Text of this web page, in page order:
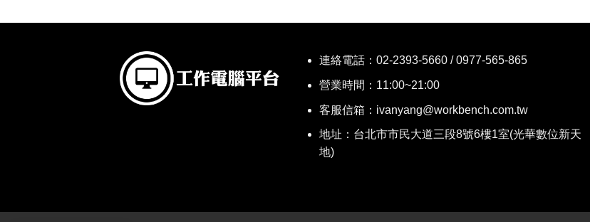
連絡電話：02-2393-5660 / 0977-565-865
營業時間：11:00~21:00
客服信箱：ivanyang@workbench.com.tw
地址：台北市市民大道三段8號6樓1室(光華數位新天
地)